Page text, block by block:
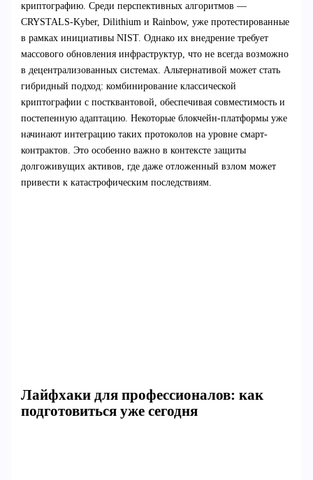
криптографию. Среди перспективных алгоритмов —
CRYSTALS-Kyber, Dilithium и Rainbow, уже протестированные
в рамках инициативы NIST. Однако их внедрение требует
массового обновления инфраструктур, что не всегда возможно
в децентрализованных системах. Альтернативой может стать
гибридный подход: комбинирование классической
криптографии с постквантовой, обеспечивая совместимость и
постепенную адаптацию. Некоторые блокчейн-платформы уже
начинают интеграцию таких протоколов на уровне смарт-
контрактов. Это особенно важно в контексте защиты
долгоживущих активов, где даже отложенный взлом может
привести к катастрофическим последствиям.
Лайфхаки для профессионалов: как
подготовиться уже сегодня